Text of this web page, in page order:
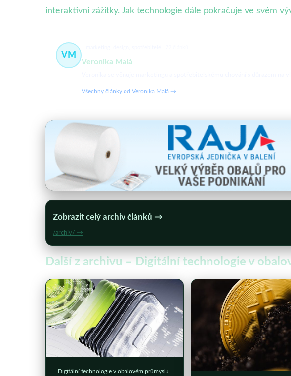
interaktivní zážitky. Jak technologie dále pokračuje ve svém
VM
Veronika Malá
Všechny články od Veronika Malá →
Zobrazit celý archiv článků →
/archiv/ →
Další z archivu – Digitální technologie v
Digitální technologie v obalovém průmyslu